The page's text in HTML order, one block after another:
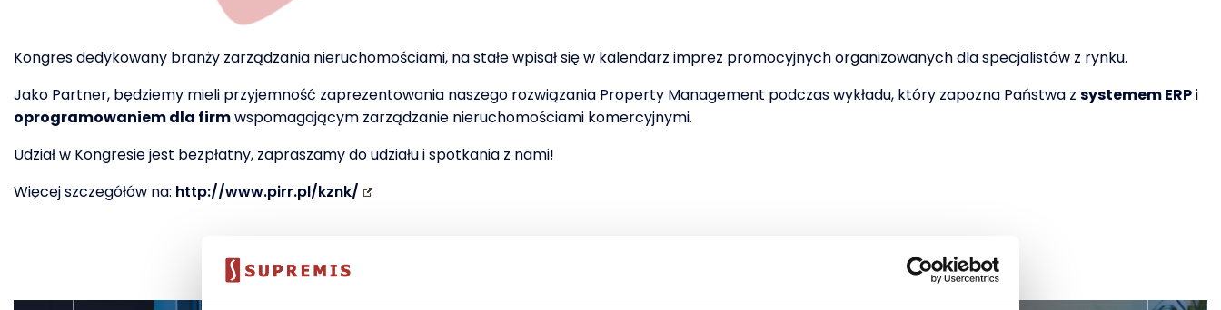
Kongres dedykowany branży zarządzania nieruchomościami, na stałe wpisał się w kalendarz imprez promocyjnych organizowanych dla specjalistów z rynku.
Jako Partner, będziemy mieli przyjemność zaprezentowania naszego rozwiązania Property Management podczas wykładu, który zapozna Państwa z systemem ERPi
oprogramowaniem dla firmwspomagającym zarządzanie nieruchomościami komercyjnymi.
Udział w Kongresie jest bezpłatny, zapraszamy do udziału i spotkania z nami!
Więcej szczegółów na: http://www.pirr.pl/kznk/